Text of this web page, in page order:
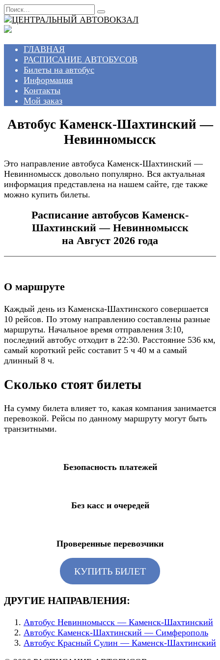
Перейти
к
содержанию
Search
for:
ГЛАВНАЯ
РАСПИСАНИЕ АВТОБУСОВ
Билеты на автобус
Информация
Контакты
Мой заказ
Автобус Каменск-Шахтинский —
Невинномысск
Это направление автобуса Каменск-Шахтинский —
Невинномысск довольно популярно. Вся актуальная
информация представлена на нашем сайте, где также
можно купить билеты.
Расписание автобусов Каменск-
Шахтинский — Невинномысск
на Август 2026 года
О маршруте
Каждый день из Каменска-Шахтинского совершается
10 рейсов. По этому направлению составлены разные
маршруты. Начальное время отправления 3:10,
последний автобус отходит в 22:30. Расстояние 536 км,
самый короткий рейс составит 5 ч 40 м а самый
длинный 8 ч.
Сколько стоят билеты
На сумму билета влияет то, какая компания занимается
перевозкой. Рейсы по данному маршруту могут быть
транзитными.
Безопасность платежей
Без касс и очередей
Проверенные перевозчики
КУПИТЬ БИЛЕТ
ДРУГИЕ НАПРАВЛЕНИЯ:
Автобус Невинномысск — Каменск-Шахтинский
Автобус Каменск-Шахтинский — Симферополь
Автобус Красный Сулин — Каменск-Шахтинский